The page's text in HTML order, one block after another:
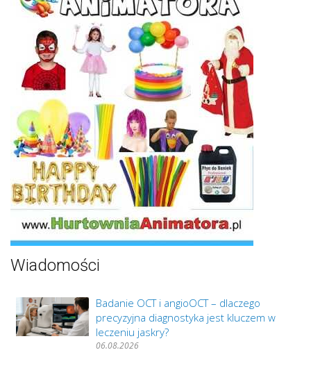
Wiadomości
Badanie OCT i angioOCT – dlaczego
precyzyjna diagnostyka jest kluczem w
leczeniu jaskry?
06.08.2026